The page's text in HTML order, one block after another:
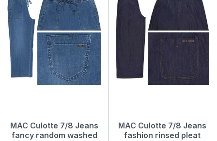
MAC Culotte 7/8 Jeans
fancy random washed
MAC Culotte 7/8 Jeans
fashion rinsed pleat